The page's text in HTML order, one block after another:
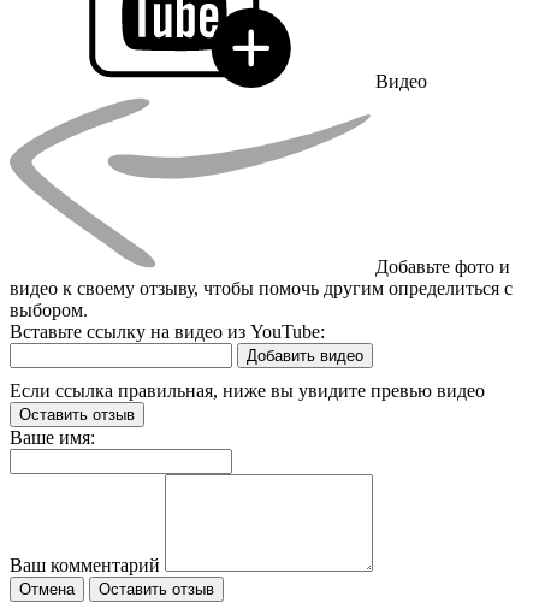
Видео
Добавьте фото и
видео к своему отзыву, чтобы помочь другим определиться с
выбором.
Вставьте ссылку на видео из YouTube:
Добавить видео
Если ссылка правильная, ниже вы увидите превью видео
Оставить отзыв
Ваше имя:
Ваш комментарий
Отмена Оставить отзыв